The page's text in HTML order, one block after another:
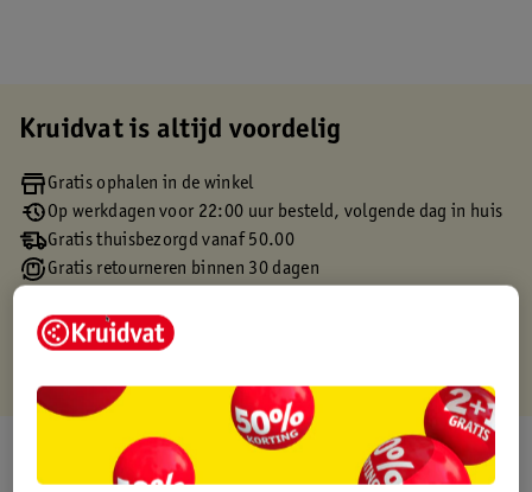
Kruidvat is altijd voordelig
Gratis ophalen in de winkel
Op werkdagen voor 22:00 uur besteld, volgende dag in huis
Gratis thuisbezorgd vanaf 50.00
Gratis retourneren binnen 30 dagen
Over dit product